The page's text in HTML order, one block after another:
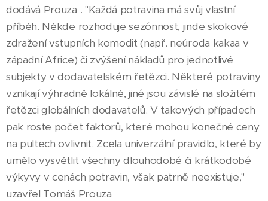
dodává Prouza . "Každá potravina má svůj vlastní
příběh. Někde rozhoduje sezónnost, jinde skokové
zdražení vstupních komodit (např. neúroda kakaa v
západní Africe) či zvýšení nákladů pro jednotlivé
subjekty v dodavatelském řetězci. Některé potraviny
vznikají výhradně lokálně, jiné jsou závislé na složitém
řetězci globálních dodavatelů. V takových případech
pak roste počet faktorů, které mohou konečné ceny
na pultech ovlivnit. Zcela univerzální pravidlo, které by
umělo vysvětlit všechny dlouhodobé či krátkodobé
výkyvy v cenách potravin, však patrně neexistuje,"
uzavřel Tomáš Prouza